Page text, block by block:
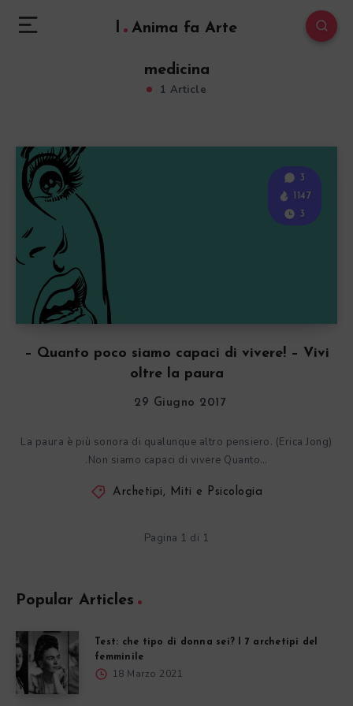
l Anima fa Arte
medicina
1 Article
– Quanto poco siamo capaci di vivere! – Vivi
oltre la paura
3
1147
3
29 Giugno 2017
La paura è più sonora di qualunque altro pensiero. (Erica Jong)
.Non siamo capaci di vivere Quanto…
Archetipi, Miti e Psicologia
Pagina 1 di 1
Popular Articles
Test: che tipo di donna sei? I 7 archetipi del
femminile
18 Marzo 2021